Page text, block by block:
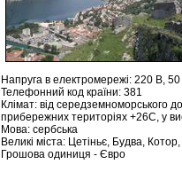
Напруга в електромережі: 220 В,
Телефонний код країни: 381
Клімат: від середземноморського
прибережних територіях +26С, у
Мова: сербська
Великі міста: Цетіньє, Будва,
Грошова одиниця - Євро